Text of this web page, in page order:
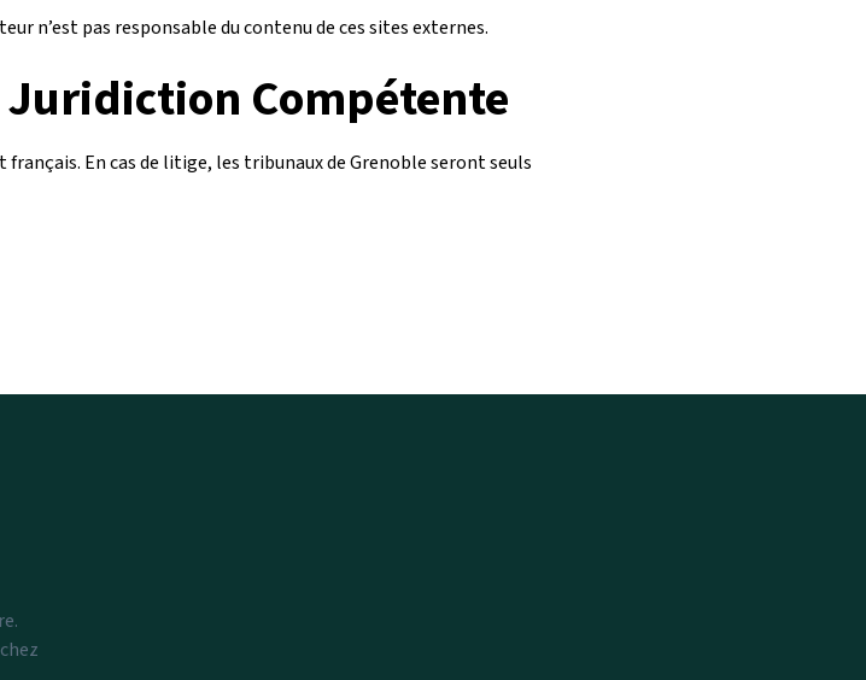
n’est pas responsable du contenu de ces sites externes.
Compétente
En cas de litige, les tribunaux de Grenoble seront seuls